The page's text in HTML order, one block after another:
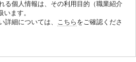
る個人情報は、その利用目的（職業紹介
ます。
詳細については、 こちら をご確認くださ